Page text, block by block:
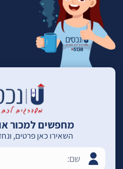
מחפשים למכור
השאירו כאן פרטים,